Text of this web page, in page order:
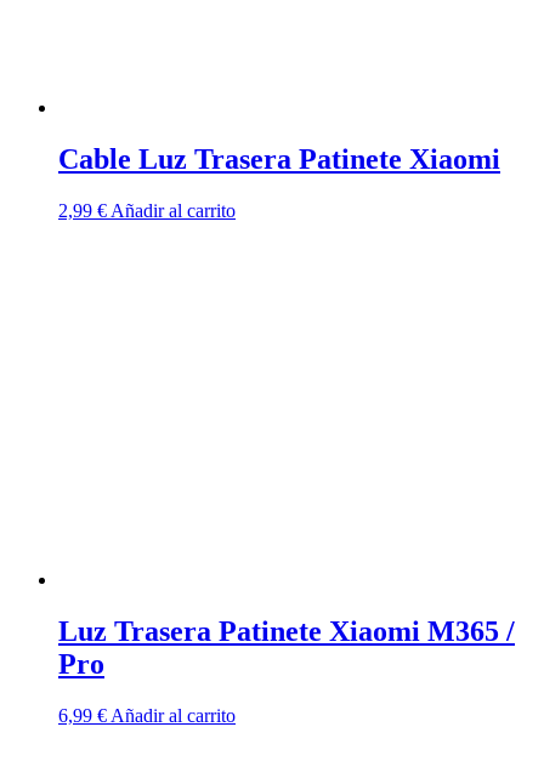
Cable Luz Trasera Patinete Xiaomi
2,99 € Añadir al carrito
Luz Trasera Patinete Xiaomi M365 /
Pro
6,99 € Añadir al carrito